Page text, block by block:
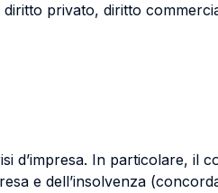
privato, diritto
d’impresa. In particolare, il
e dell’insolvenza